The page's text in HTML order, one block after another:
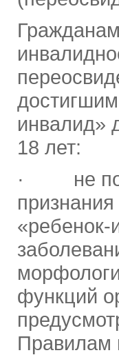
инвалид»
18 лет:
· не
функций
Правилам